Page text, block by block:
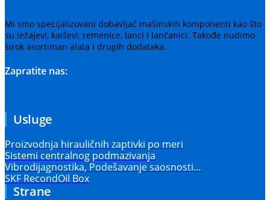
Mi smo specijalizovani dobavljač mašinskih komponenti kao što
su ležajevi, kaiševi, remenice, lanci i lančanici. Takođe nudimo
širok asortiman alata i drugih dodataka.
Zapratite nas:
Usluge
Proizvodnja hirauličnih zaptivki po meri
Sistemi centralnog podmazivanja
Vibrodijagnostika, Podešavanje saosnosti…
SKF RecondOil Box
Strane